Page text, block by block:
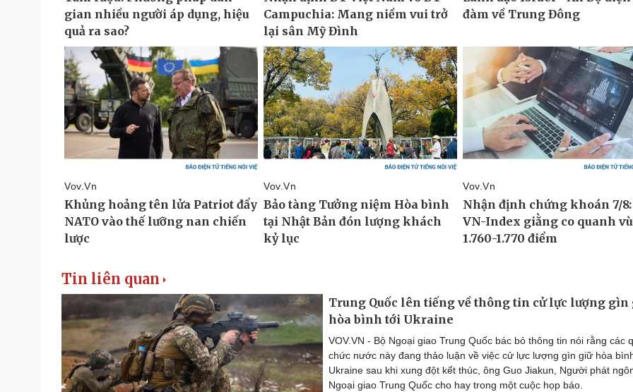
Tin liên quan
Trung Quốc lên tiếng về thông tin cử lực lượng gìn
hòa bình tới Ukraine
VOV.VN - Bộ Ngoại giao Trung Quốc bác bỏ thông tin nói rằng các
chức nước này đang thảo luận về việc cử lực lượng gìn giữ hòa
Ukraine sau khi xung đột kết thúc, ông Guo Jiakun, Người phát
Ngoại giao Trung Quốc cho hay trong một cuộc họp báo.